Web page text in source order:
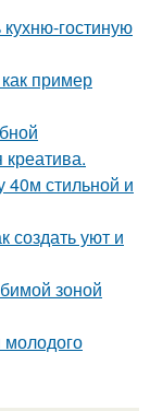
кухню-гостиную
пример
40м стильной и
создать уют и
зоной